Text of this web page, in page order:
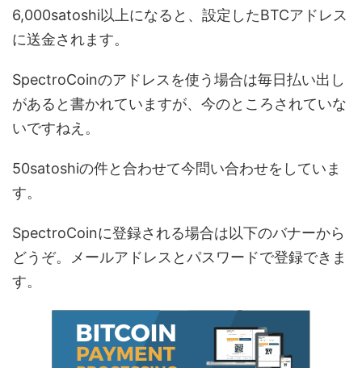
6,000satoshi以上になると、設定したBTCアドレス
に送金されます。
SpectroCoinのアドレスを使う場合は毎日払い出し
があると書かれていますが、今のところされていな
いですねえ。
50satoshiの件と合わせて今問い合わせをしていま
す。
SpectroCoinに登録される場合は以下のバナーから
どうぞ。メールアドレスとパスワードで登録できま
す。